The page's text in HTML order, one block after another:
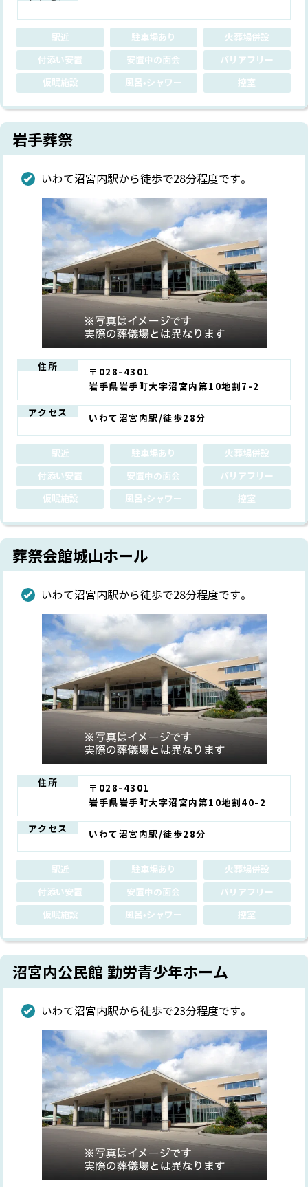
駅近 駐車場あり
火葬場併設
付添い安置
安置中の面会
バリアフリー
仮眠施設
風呂•シャワー 控室
岩手葬祭
いわて沼宮内駅から徒歩で28分程度です。
住所
〒028-4301
岩手県岩手町大字沼宮内第10地割7-2
アクセス いわて沼宮内駅/徒歩28分
駅近 駐車場あり
火葬場併設
付添い安置
安置中の面会
バリアフリー
仮眠施設
風呂•シャワー 控室
葬祭会館城山ホール
いわて沼宮内駅から徒歩で28分程度です。
住所
〒028-4301
岩手県岩手町大字沼宮内第10地割40-2
アクセス いわて沼宮内駅/徒歩28分
駅近 駐車場あり
火葬場併設
付添い安置
安置中の面会
バリアフリー
仮眠施設
風呂•シャワー 控室
沼宮内公民館 勤労青少年ホーム
いわて沼宮内駅から徒歩で23分程度です。